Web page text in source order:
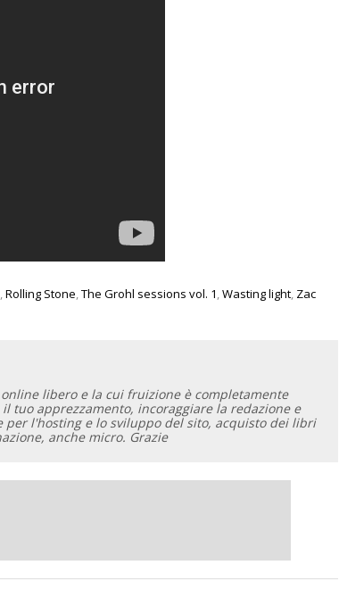
,Rolling Stone,The Grohl sessions vol. 1,Wasting light, Zac
libero e la cui fruizione è completamente
tuo apprezzamento, incoraggiare la redazione e
per l'hosting e lo sviluppo del sito, acquisto dei libri
anche micro. Grazie